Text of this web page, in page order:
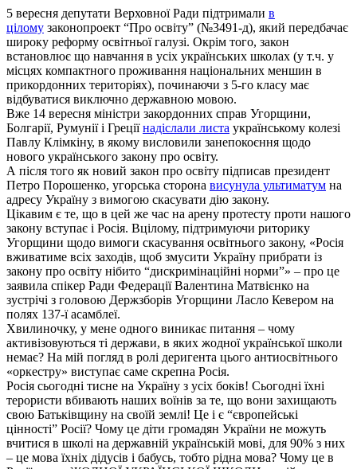
5 вересня депутати Верховної Ради підтримали в
цілому законопроект “Про освіту” (№3491-д), який передбачає
широку реформу освітньої галузі. Окрім того, закон
встановлює що навчання в усіх українських школах (у т.ч. у
місцях компактного проживання національних меншин в
прикордонних територіях), починаючи з 5-го класу має
відбуватися виключно державною мовою.
Вже 14 вересня міністри закордонних справ Угорщини,
Болгарії, Румунії і Греціїнадіслали листа українському колезі
Павлу Клімкіну, в якому висловили занепокоєння щодо
нового українського закону про освіту.
А після того як новий закон про освіту підписав президент
Петро Порошенко, угорська сторона висунула ультиматум на
адресу Україну з вимогою скасувати дію закону.
Цікавим є те, що в цей же час на арену протесту проти нашого
закону вступає і Росія. Вцілому, підтримуючи риторику
Угорщини щодо вимоги скасування освітнього закону, «Росія
вживатиме всіх заходів, щоб змусити Україну прибрати із
закону про освіту нібито “дискримінаційні норми”» – про це
заявила спікер Ради Федерації Валентина Матвієнко на
зустрічі з головою Держзборів Угорщини Ласло Кевером на
полях 137-ї асамблеї.
Хвилиночку, у мене одного виникає питання – чому
активізовуються ті держави, в яких жодної української школи
немає? На мій погляд в ролі деригента цього антиосвітнього
«оркестру» виступає саме скрепна Росія.
Росія сьогодні тисне на Україну з усіх боків! Сьогодні їхні
терористи вбивають наших воїнів за те, що вони захищають
свою Батьківщину на своїй землі! Це і є “європейські
цінності” Росії? Чому це діти громадян України не можуть
вчитися в школі на державній українській мові, для 90% з них
– це мова їхніх дідусів і бабусь, тобто рідна мова? Чому це в